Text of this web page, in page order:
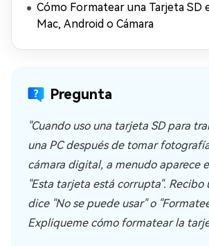
Cómo Formatear una Tarjeta SD
Mac, Android o Cámara
Pregunta
"Cuando uso una tarjeta SD para
una PC después de tomar
cámara digital, a menudo aparece
"Esta tarjeta está corrupta". Recibo
dice "No se puede usar" o
Expliqueme cómo formatear la